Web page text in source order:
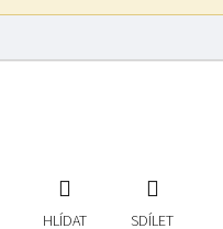
HLÍDAT SDÍLET